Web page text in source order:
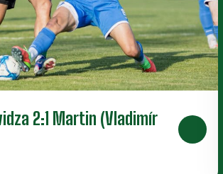
2:1 Martin (Vladimír